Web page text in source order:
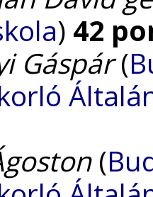
) 42
Gáspár(
(